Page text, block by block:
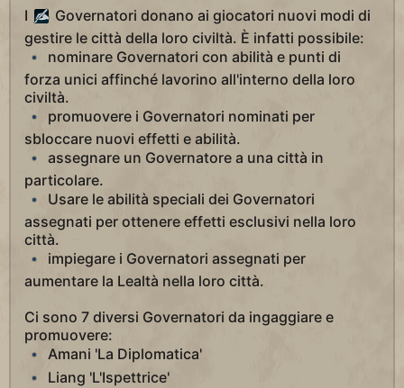
I
Governatori donano ai giocatori nuovi modi di
gestire le città della loro civiltà. È infatti possibile:
nominare Governatori con abilità e punti di
forza unici affinché lavorino all'interno della loro
civiltà.
promuovere i Governatori nominati per
sbloccare nuovi effetti e abilità.
assegnare un Governatore a una città in
particolare.
Usare le abilità speciali dei Governatori
assegnati per ottenere effetti esclusivi nella loro
città.
impiegare i Governatori assegnati per
aumentare la Lealtà nella loro città.
Ci sono 7 diversi Governatori da ingaggiare e
promuovere:
Amani 'La Diplomatica'
Liang 'L'Ispettrice'